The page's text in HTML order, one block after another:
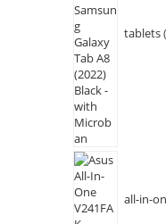
tablets
all-in-